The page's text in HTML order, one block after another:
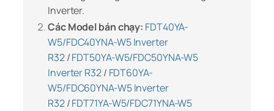
Inverter.
Các Model bán chạy: FDT40YA-
W5/FDC40YNA-W5 Inverter
R32/FDT50YA-W5/FDC50YNA-W5
Inverter R32/ FDT60YA-
W5/FDC60YNA-W5 Inverter
R32/FDT71YA-W5/FDC71YNA-W5